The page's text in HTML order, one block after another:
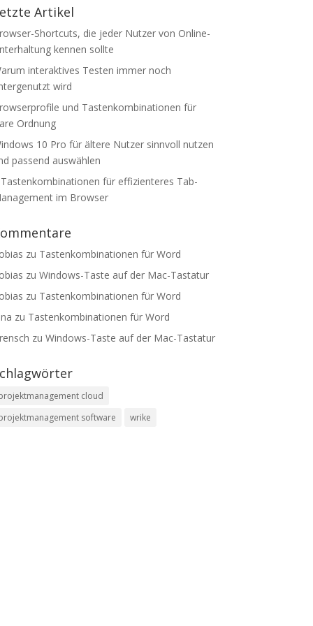
Artikel
Shortcuts, die jeder Nutzer von Online-
kennen sollte
interaktives Testen immer noch
wird
und Tastenkombinationen für
Ordnung
10 Pro für ältere Nutzer sinnvoll nutzen
passend auswählen
für effizienteres Tab-
im Browser
zu Tastenkombinationen für Word
zu Windows-Taste auf der Mac-Tastatur
zu Tastenkombinationen für Word
zu Tastenkombinationen für Word
zu Windows-Taste auf der Mac-Tastatur
cloud
software
wrike